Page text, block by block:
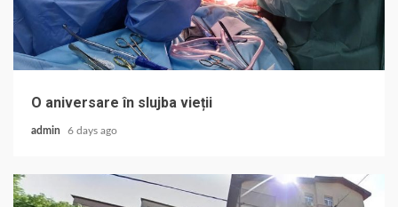
O aniversare în slujba vieții
admin 6 days ago